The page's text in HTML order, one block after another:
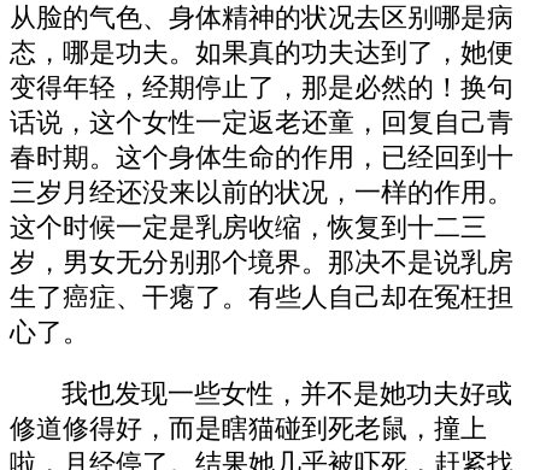
从脸的气色、身体精神的状况去区别哪是病
态，哪是功夫。如果真的功夫达到了，她便
变得年轻，经期停止了，那是必然的！换句
话说，这个女性一定返老还童，回复自己青
春时期。这个身体生命的作用，已经回到十
三岁月经还没来以前的状况，一样的作用。
这个时候一定是乳房收缩，恢复到十二三
岁，男女无分别那个境界。那决不是说乳房
生了癌症、干瘪了。有些人自己却在冤枉担
心了。
我也发现一些女性，并不是她功夫好或
修道修得好，而是瞎猫碰到死老鼠，撞上
啦，月经停了。结果她几乎被吓死，赶紧找